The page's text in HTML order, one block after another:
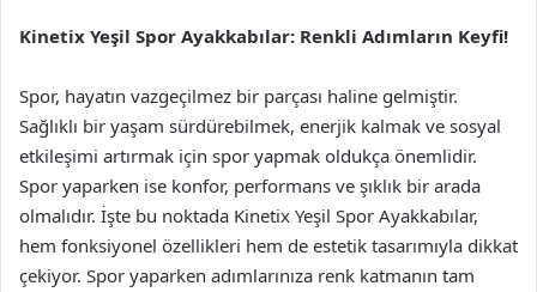
Kinetix Yeşil Spor Ayakkabılar: Renkli Adımların Keyfi!
Spor, hayatın vazgeçilmez bir parçası haline gelmiştir.
Sağlıklı bir yaşam sürdürebilmek, enerjik kalmak ve sosyal
etkileşimi artırmak için spor yapmak oldukça önemlidir.
Spor yaparken ise konfor, performans ve şıklık bir arada
olmalıdır. İşte bu noktada Kinetix Yeşil Spor Ayakkabılar,
hem fonksiyonel özellikleri hem de estetik tasarımıyla dikkat
çekiyor. Spor yaparken adımlarınıza renk katmanın tam